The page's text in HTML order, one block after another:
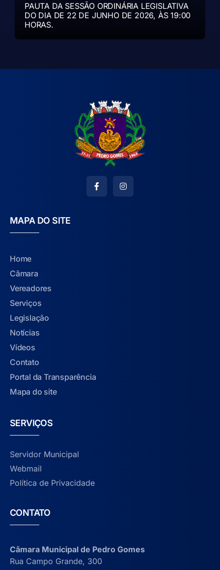
PAUTA DA SESSÃO ORDINÁRIA LEGISLATIVA
DO DIA DE 22 DE JUNHO DE 2026, ÀS 19:00
HORAS.
MAPA DO SITE
Home
Câmara
Vereadores
Serviços
Legislação
Notícias
Vídeos
Contato
Portal da Transparência
Mapa do site
SERVIÇOS
Servidor Municipal
Webmail
Política de Privacidade
CONTATO
Câmara Municipal de Pedro Gomes
Rua Campo Grande, 300